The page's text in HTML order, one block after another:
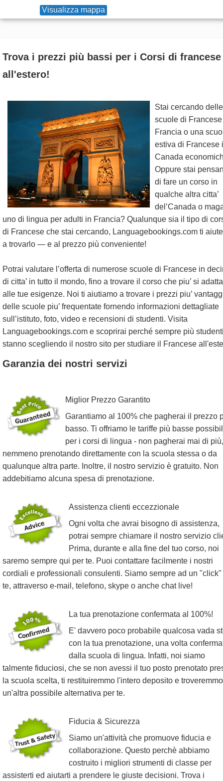
Visualizza mappa
Trova i prezzi più bassi per i Corsi di francese
all'estero!
Stai cercando delle
scuole di
Francia o una
estiva di Francese
Canada
Oppure stai
di fare un corso in
qualche altra citta’
del’Canada o
uno di lingua per adulti in Francia? Qualunque sia il tipo di
di Francese che stai cercando, Languagebookings.com ti
a trovarlo — e al prezzo più conveniente!
Potrai valutare l’offerta di numerose scuole di Francese in
di citta’ in tutto il mondo, fino a trovare il corso che piu’ si adatta
alle tue esigenze. Noi ti aiutiamo a trovare i prezzi piu’
delle scuole piu’ frequentate fornendo informazioni dettagliate
sull’istituto, foto, video e recensioni di studenti. Visita
Languagebookings.com e scoprirai perché sempre più
stanno scegliendo il nostro sito per studiare il Francese
Garanzia dei nostri servizi
Miglior Prezzo Garantito
Garantiamo al 100% che pagherai il prezzo
basso. Ti offriamo le tariffe più basse
per i corsi di lingua - non pagherai mai di più,
nemmeno prenotando direttamente con la scuola stessa o da
qualunque altra parte. Inoltre, il nostro servizio è gratuito. Non
addebitiamo alcuna spesa di prenotazione.
Assistenza clienti eccezzionale
Ogni volta che avrai bisogno di assistenza,
potrai sempre chiamare il nostro servizio
Prima, durante e alla fine del tuo corso, noi
saremo sempre qui per te. Puoi contattare facilmente i nostri
cordiali e professionali consulenti. Siamo sempre ad un "click"
te, attraverso e-mail, telefono, skype o anche chat live!
La tua prenotazione confermata al 100%!
E' davvero poco probabile qualcosa vada
con la tua prenotazione, una volta
dalla scuola di lingua. Infatti, noi siamo
talmente fiduciosi, che se non avessi il tuo posto prenotato
la scuola scelta, ti restituiremmo l'intero deposito e troveremmo
un'altra possibile alternativa per te.
Fiducia & Sicurezza
Siamo un'attività che promuove fiducia e
collaborazione. Questo perchè abbiamo
costruito i migliori strumenti di classe per
assisterti ed aiutarti a prendere le giuste decisioni. Trova i